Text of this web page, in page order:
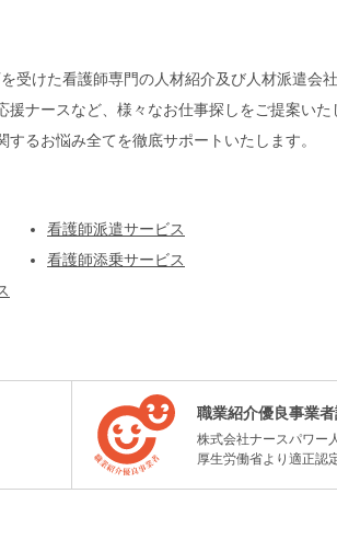
受けた看護師専門の人材紹介及び人材派遣会
ナースなど、様々なお仕事探しをご提案い
るお悩み全てを徹底サポートいたします。
看護師派遣サービス
看護師添乗サービス
職業紹介優良事業
株式会社ナースパワー
厚生労働省より適正認